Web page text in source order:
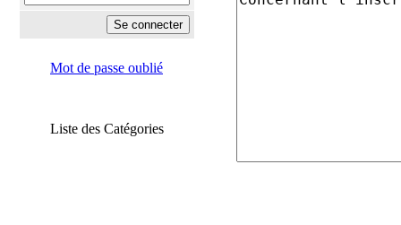
Mot de passe oublié
Liste des Catégories